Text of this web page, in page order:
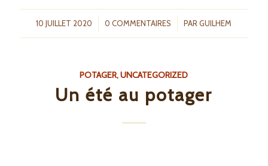
10 JUILLET 2020
/ 0 COMMENTAIRES
/ PARGUILHEM
POTAGER,UNCATEGORIZED
Un été au potager